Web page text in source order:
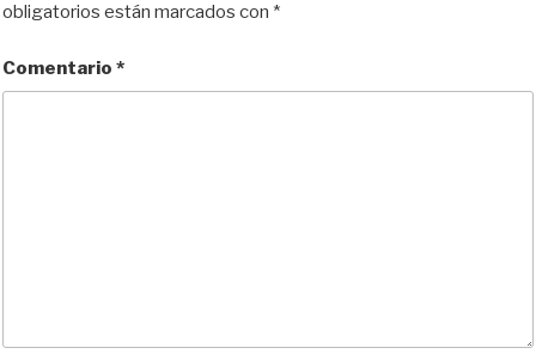
obligatorios están marcados con *
Comentario *